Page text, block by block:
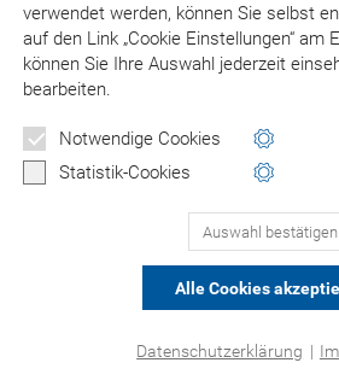
verwendet werden, können Sie selbst
aufden Link „Cookie Einstellungen“ am
können Sie Ihre Auswahl jederzeit
bearbeiten.
Notwendige Cookies
Statistik-Cookies
Auswahl bestätigen
Alle Cookies
Datenschutzerklärung |